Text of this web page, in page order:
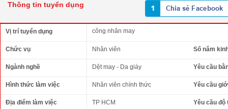
Thông tin tuyển dụng
Vị trí tuyển dụng công nhân may
Chức vụ Nhân viên Số năm
Ngành nghề Dệt may - Da giày Yêu cầu
Hình thức làm việc Nhân viên chính thức Yêu cầu
Địa điểm làm việc TP HCM Yêu cầu độ